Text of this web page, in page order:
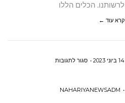
לרשותנו. הכלים הללו
קרא עוד ←
14 ביוני 2023 סגור לתגובותעל
NAHARIYANEWSADM